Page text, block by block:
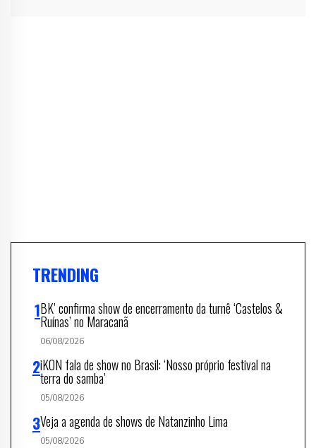
TRENDING
BK’ confirma show de encerramento da turnê ‘Castelos &
Ruínas’ no Maracanã
06/08/2026
iKON fala de show no Brasil: ‘Nosso próprio festival na
terra do samba’
05/08/2026
Veja a agenda de shows de Natanzinho Lima
05/08/2026